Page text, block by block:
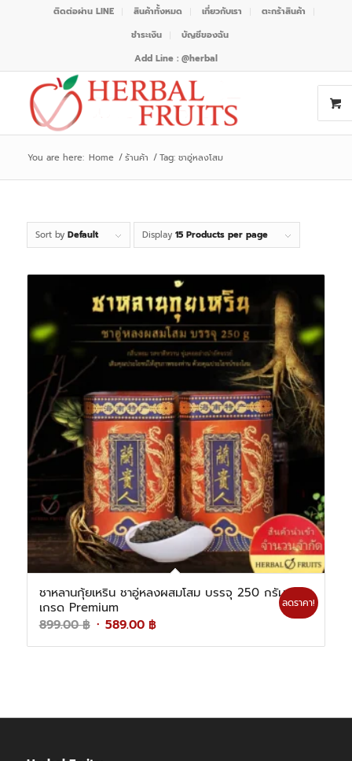
ติดต่อผ่าน LINE สินค้าทั้งหมด เกี่ยวกับเรา
ตะกร้าสินค้า
ชำระเงิน
บัญชีของฉัน
Add Line : @herbal
You are here: Home / ร้านค้า / Tag: ชาอู่หลงโสม
Sort by Default Display 15 Products per page
ชาหลานกุ้ยเหริน ชาอู่หลงผสมโสม บรรจุ 250 กรัม
เกรด Premium
899.00฿ Original
price
589.00 ฿Current
price
ลดราคา!